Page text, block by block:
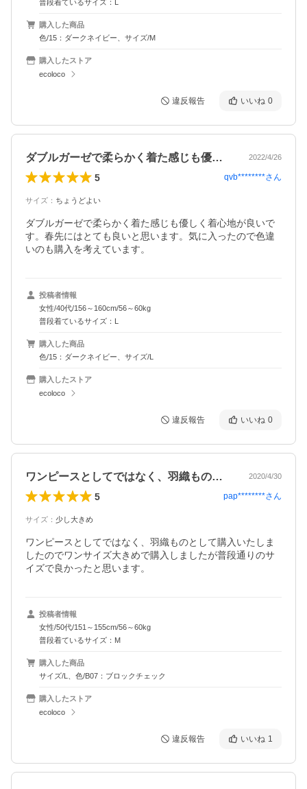
普段着ているサイズ：L
購入した商品
色/15：ダークネイビー、サイズ/M
購入したストア
ecoloco
違反報告 いいね 0
ダブルガーゼで柔らかく着た感じも優しく… 2022/4/26
5 qvb********さん
サイズ ： ちょうどよい
ダブルガーゼで柔らかく着た感じも優しく着心地が良いで
す。春先にはとても良いと思います。気に入ったので色違
いのも購入を考えています。
投稿者情報
女性/40代/156～160cm/56～60kg
普段着ているサイズ：L
購入した商品
色/15：ダークネイビー、サイズ/L
購入したストア
ecoloco
違反報告 いいね 0
ワンピースとしてではなく、羽織ものとし… 2020/4/30
5 pap********さん
サイズ ： 少し大きめ
ワンピースとしてではなく、羽織ものとして購入いたしま
したのでワンサイズ大きめで購入しましたが普段通りのサ
イズで良かったと思います。
投稿者情報
女性/50代/151～155cm/56～60kg
普段着ているサイズ：M
購入した商品
サイズ/L、色/B07：ブロックチェック
購入したストア
ecoloco
違反報告 いいね 1